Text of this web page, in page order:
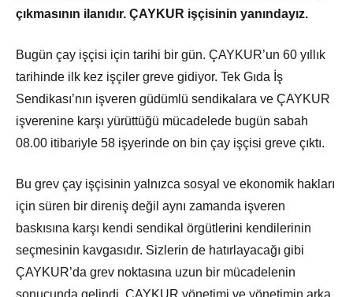
çıkmasının ilanıdır. ÇAYKUR işçisinin yanındayız.
Bugün çay işçisi için tarihi bir gün. ÇAYKUR’un 60 yıllık
tarihinde ilk kez işçiler greve gidiyor. Tek Gıda İş
Sendikası’nın işveren güdümlü sendikalara ve ÇAYKUR
işverenine karşı yürüttüğü mücadelede bugün sabah
08.00 itibariyle 58 işyerinde on bin çay işçisi greve çıktı.
Bu grev çay işçisinin yalnızca sosyal ve ekonomik hakları
için süren bir direniş değil aynı zamanda işveren
baskısına karşı kendi sendikal örgütlerini kendilerinin
seçmesinin kavgasıdır. Sizlerin de hatırlayacağı gibi
ÇAYKUR’da grev noktasına uzun bir mücadelenin